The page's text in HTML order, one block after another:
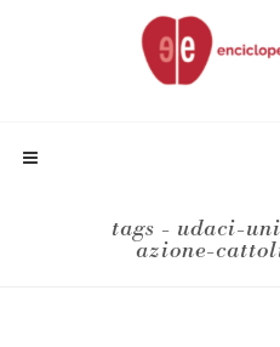
tags - udaci-
azione-